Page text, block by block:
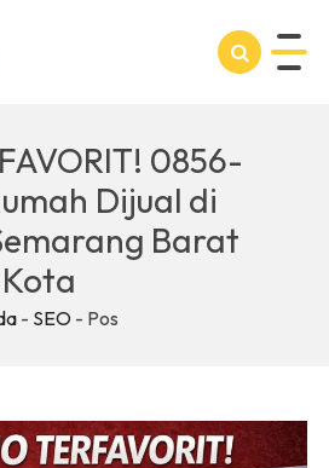
0856-
Dijual di
Barat
- SEO - Pos